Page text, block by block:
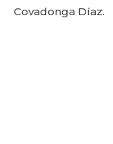
Covadonga Díaz.